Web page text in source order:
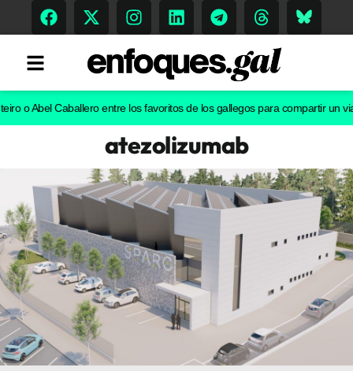
Memoria Histórica
Gastronomía
Escenarios
Sostenibilidad
Caballero entre los favoritos de los gallegos para compartir un viaje en
atezolizumab